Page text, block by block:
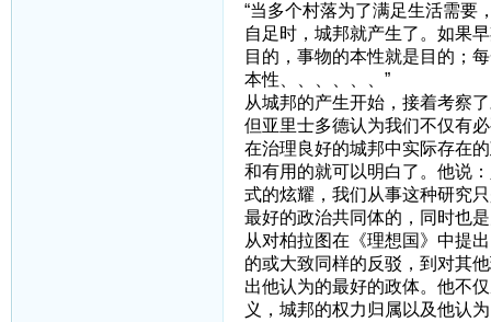
“当多个村落为了满足生活需要
自足时，城邦就产生了。如果
目的，事物的本性就是目的；
本性、、、、、、”
从城邦的产生开始，接着考察
但亚里士多德认为我们不仅有
在治理良好的城邦中实际存在
和有用的就可以明白了。他说
式的炫耀，我们从事这种研究
最好的政治共同体的，同时也
从对柏拉图在《理想国》中提
的或大致同样的反驳，到对其
出他认为的最好的政体。他不
义，城邦的权力归属以及他认